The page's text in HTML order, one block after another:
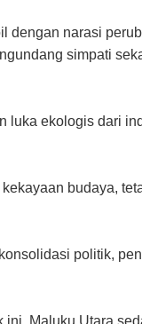
dengan narasi
simpati
luka ekologis dari
budaya,
politik,